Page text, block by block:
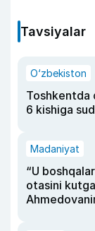
Tavsiyalar
O‘zbekiston
Toshkentda
6 kishiga
Madaniyat
“U
otasini